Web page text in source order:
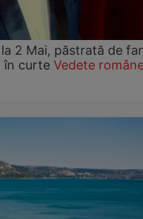
2 Mai, păstrată de
în curte Vedete